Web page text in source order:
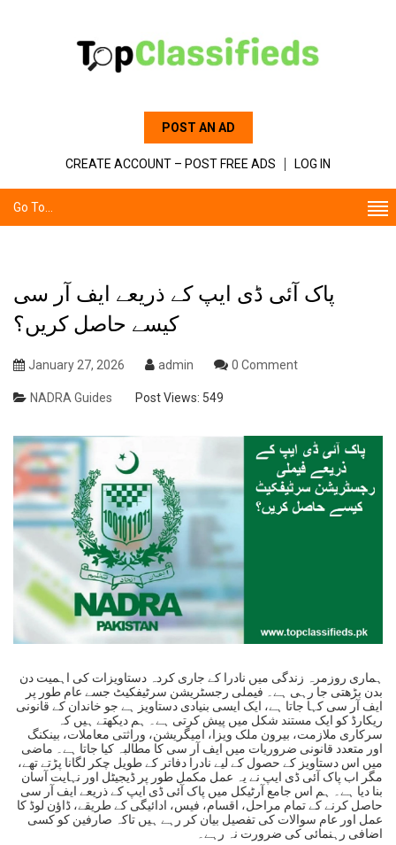
POST AN AD
CREATE ACCOUNT – POST FREE ADS LOG IN
Go To...
پاک آئی ڈی ایپ کے ذریعے ایف آر سی
کیسے حاصل کریں؟
January 27, 2026 admin 0 Comment
NADRA Guides Post Views: 549
ہماری روزمرہ زندگی میں نادرا کے جاری کردہ دستاویزات کی اہمیت دن
بدن بڑھتی جا رہی ہے۔ فیملی رجسٹریشن سرٹیفکیٹ جسے عام طور پر
ایف آر سی کہا جاتا ہے، ایک ایسی بنیادی دستاویز ہے جو خاندان کے قانونی
ریکارڈ کو ایک مستند شکل میں پیش کرتی ہے۔ ہم دیکھتے ہیں کہ
سرکاری ملازمت، بیرون ملک ویزا، امیگریشن، وراثتی معاملات، بینکنگ
اور متعدد قانونی ضروریات میں ایف آر سی کا مطالبہ کیا جاتا ہے۔ ماضی
میں اس دستاویز کے حصول کے لیے نادرا دفاتر کے طویل چکر لگانا پڑتے تھے،
مگر اب پاک آئی ڈی ایپ نے یہ عمل مکمل طور پر ڈیجیٹل اور نہایت آسان
بنا دیا ہے۔ ہم اس جامع آرٹیکل میں پاک آئی ڈی ایپ کے ذریعے ایف آر سی
حاصل کرنے کے تمام مراحل، اقسام، فیس، ادائیگی کے طریقے، ڈاؤن لوڈ کا
عمل اور عام سوالات کی تفصیل بیان کر رہے ہیں تاکہ صارفین کو کسی
اضافی رہنمائی کی ضرورت نہ رہے۔